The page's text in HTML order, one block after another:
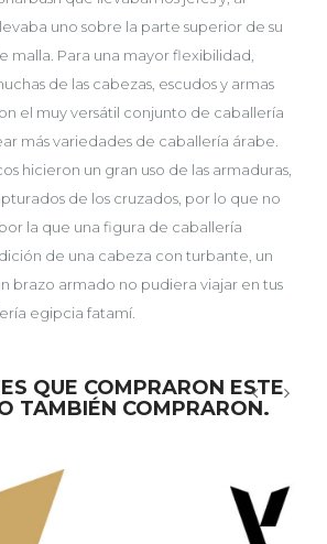
uno sobre la parte superior de su
malla. Para una mayor flexibilidad,
de las cabezas, escudos y armas
el muy versátil conjunto de caballería
más variedades de caballería árabe.
hicieron un gran uso de las armaduras,
de los cruzados, por lo que no
la que una figura de caballería
de una cabeza con turbante, un
brazo armado no pudiera viajar en tus
egipcia fatamí.
QUE COMPRARON ESTE
TAMBIÉN COMPRARON.